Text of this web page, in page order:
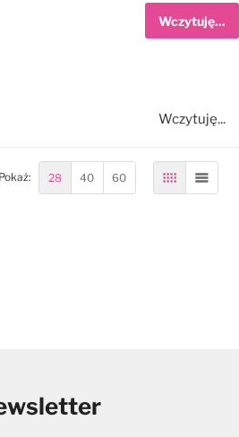
Wczytuję...
Wczytuję...
Pokaż: 28 40 60 SiatkaLista